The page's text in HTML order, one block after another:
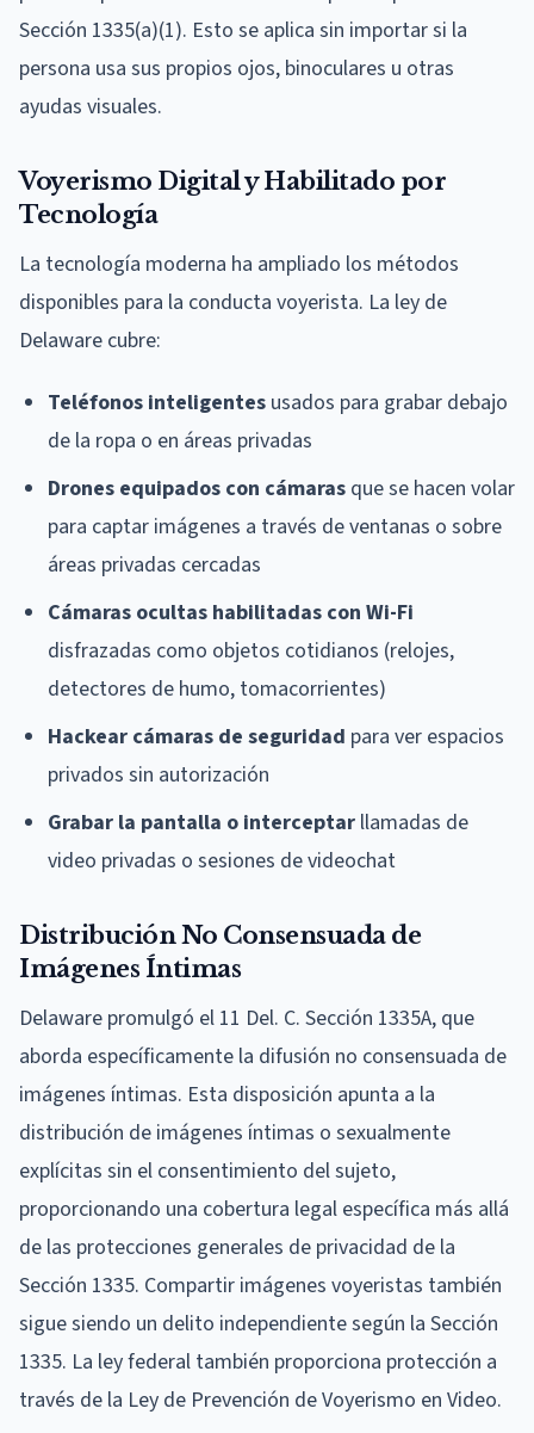
Sección 1335(a)(1). Esto se aplica sin importar si la
persona usa sus propios ojos, binoculares u otras
ayudas visuales.
Voyerismo Digital y Habilitado por
Tecnología
La tecnología moderna ha ampliado los métodos
disponibles para la conducta voyerista. La ley de
Delaware cubre:
Teléfonos inteligentes usados para grabar debajo
de la ropa o en áreas privadas
Drones equipados con cámaras que se hacen volar
para captar imágenes a través de ventanas o sobre
áreas privadas cercadas
Cámaras ocultas habilitadas con Wi-Fi
disfrazadas como objetos cotidianos (relojes,
detectores de humo, tomacorrientes)
Hackear cámaras de seguridad para ver espacios
privados sin autorización
Grabar la pantalla o interceptar llamadas de
video privadas o sesiones de videochat
Distribución No Consensuada de
Imágenes Íntimas
Delaware promulgó el 11 Del. C. Sección 1335A, que
aborda específicamente la difusión no consensuada de
imágenes íntimas. Esta disposición apunta a la
distribución de imágenes íntimas o sexualmente
explícitas sin el consentimiento del sujeto,
proporcionando una cobertura legal específica más allá
de las protecciones generales de privacidad de la
Sección 1335. Compartir imágenes voyeristas también
sigue siendo un delito independiente según la Sección
1335. La ley federal también proporciona protección a
través de la Ley de Prevención de Voyerismo en Video.